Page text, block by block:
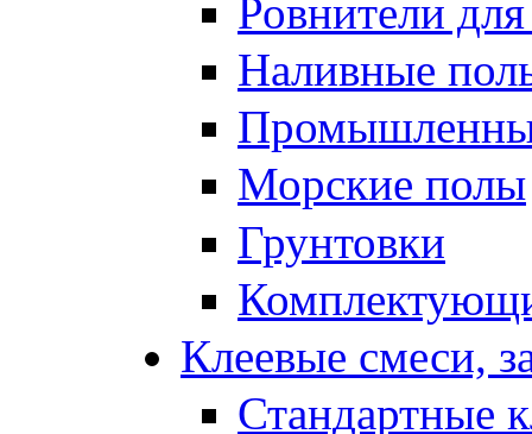
Ровнители
Наливные
Морские полы
Грунтовки
Клеевые смеси,
Стандартные